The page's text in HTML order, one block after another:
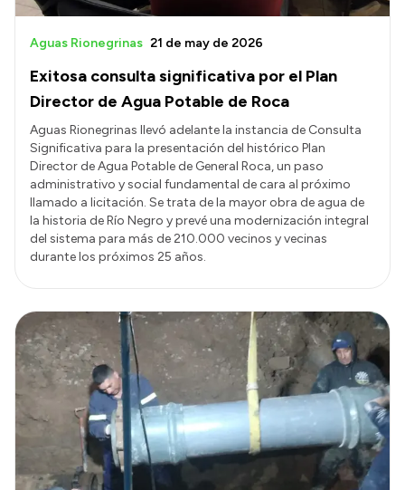
Inversión en Salud
Licitaciones
Exitosa consulta significativa por el Plan
Director de Agua Potable de Roca
Aguas Rionegrinas 21 de may de 2026
Aguas Rionegrinas llevó adelante la instancia de Consulta
Significativa para la presentación del histórico Plan
Director de Agua Potable de General Roca, un paso
administrativo y social fundamental de cara al próximo
llamado a licitación. Se trata de la mayor obra de agua de
la historia de Río Negro y prevé una modernización integral
del sistema para más de 210.000 vecinos y vecinas
durante los próximos 25 años.